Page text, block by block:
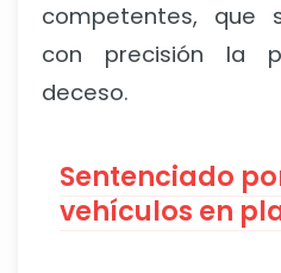
competentes, que
con precisión la
deceso.
Sentenciado
vehículos en